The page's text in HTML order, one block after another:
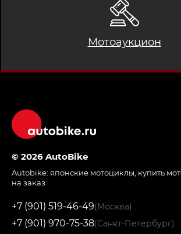
Мотоаукцион
© 2026 AutoBike
Autobike: японские мотоциклы купить
на заказ
+7 (901) 519-46-49(Москва)
+7 (901) 970-75-38(Санкт-Петербург)